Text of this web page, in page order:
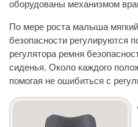
оборудованы механизмом
По мере роста малыша
безопасности регулируются
регулятора ремня
сиденья. Около каждого
помогая не ошибиться с